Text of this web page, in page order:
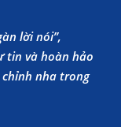
lời nói”,
tin và hoàn hảo
nha trong